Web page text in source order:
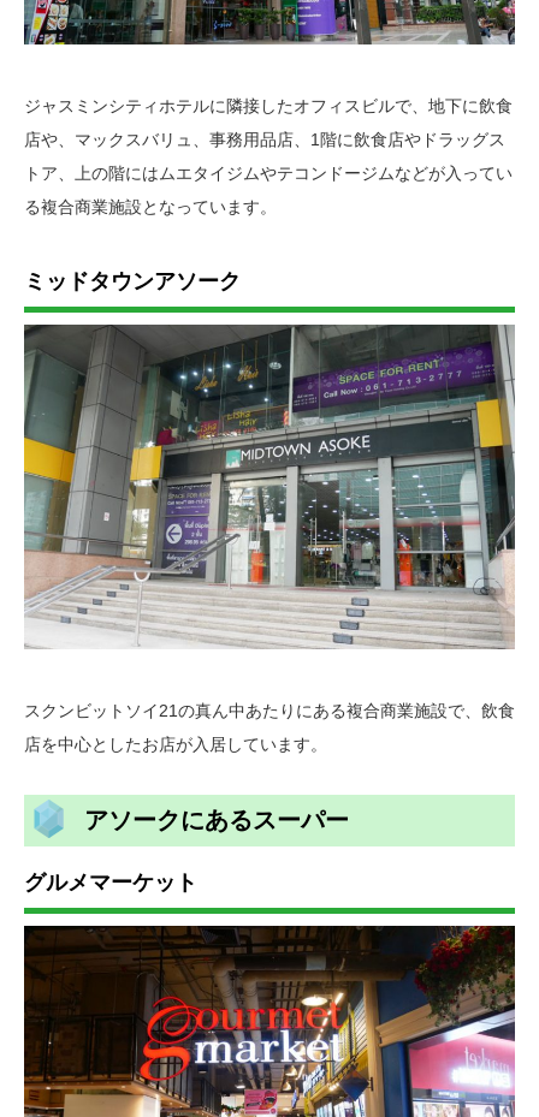
ジャスミンシティホテルに隣接したオフィスビルで、地下に飲食
店や、マックスバリュ、事務用品店、1階に飲食店やドラッグス
トア、上の階にはムエタイジムやテコンドージムなどが入ってい
る複合商業施設となっています。
ミッドタウンアソーク
スクンビットソイ21の真ん中あたりにある複合商業施設で、飲食
店を中心としたお店が入居しています。
アソークにあるスーパー
グルメマーケット